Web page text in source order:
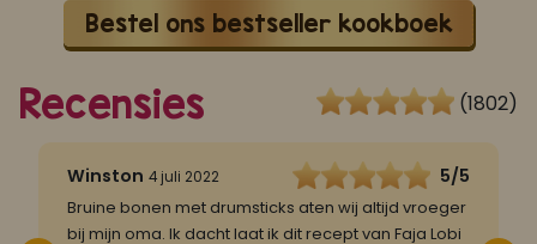
Bestel ons bestseller kookboek
Recensies (1802)
Winston 4 juli 2022 5/5
Bruine bonen met drumsticks aten wij altijd vroeger
bij mijn oma. Ik dacht laat ik dit recept van Faja Lobi